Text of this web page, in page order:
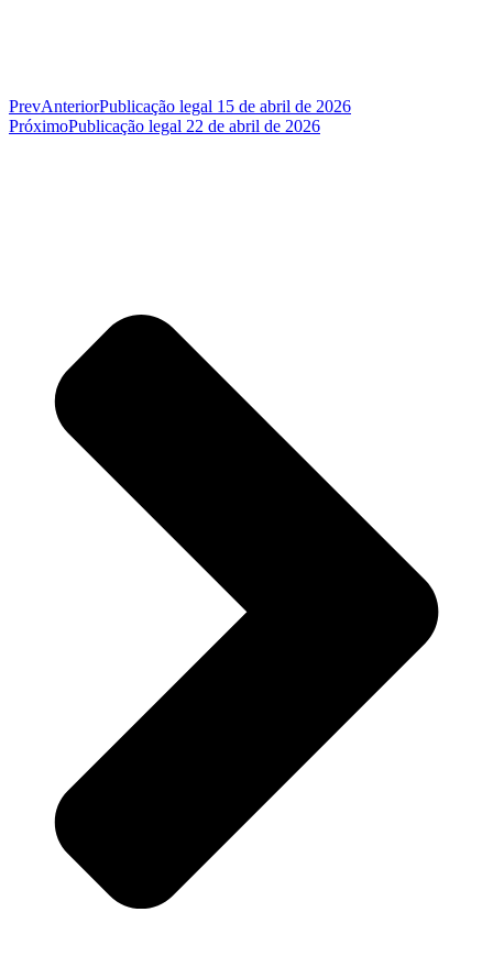
PrevAnteriorPublicação legal 15 de abril de 2026
PróximoPublicação legal 22 de abril de 2026